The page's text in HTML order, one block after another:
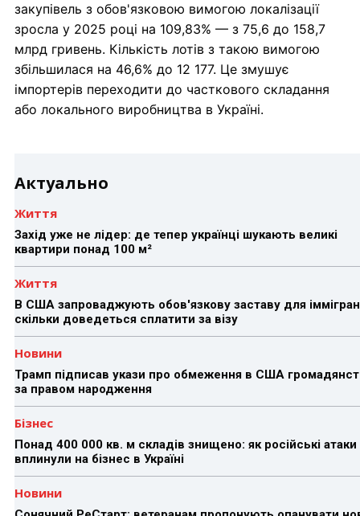
закупівель з обов'язковою вимогою локалізації
зросла у 2025 році на 109,83% — з 75,6 до 158,7
млрд гривень. Кількість лотів з такою вимогою
збільшилася на 46,6% до 12 177. Це змушує
імпортерів переходити до часткового складання
або локального виробництва в Україні.
Актуально
Життя
Захід уже не лідер: де тепер українці шукають великі
квартири понад 100 м²
Життя
В США запроваджують обов'язкову заставу для
скільки доведеться сплатити за візу
Новини
Трамп підписав укази про обмеження в США
за правом народження
Бізнес
Понад 400 000 кв. м складів знищено: як російські атаки
вплинули на бізнес в Україні
Новини